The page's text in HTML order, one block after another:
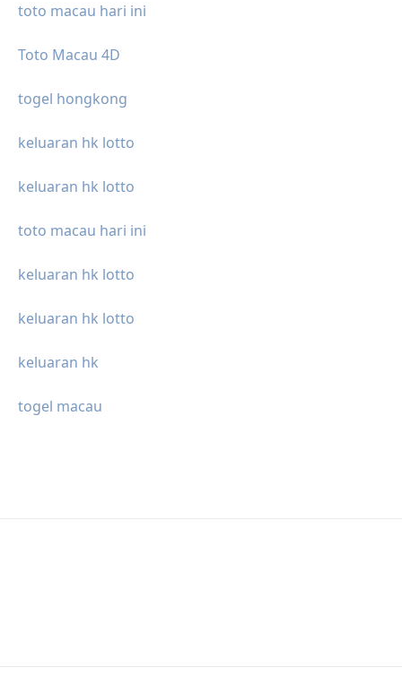
toto macau hari ini
Toto Macau 4D
togel hongkong
keluaran hk lotto
keluaran hk lotto
toto macau hari ini
keluaran hk lotto
keluaran hk lotto
keluaran hk
togel macau